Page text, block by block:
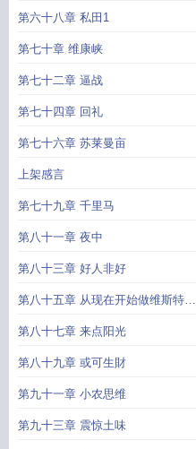
第六十八章 私田1
第七十章 维康峡
第七十二章 逼战
第七十四章 回礼
第七十六章 苏莱曼亩
上架感言
第七十九章 千里马
第八十一章 夜中
第八十三章 好人非好
第八十五章 从现在开始做维斯特洛
山体人
第八十七章 来点阳光
第八十九章 或可生財
第九十一章 小农思维
第九十三章 震惊土味